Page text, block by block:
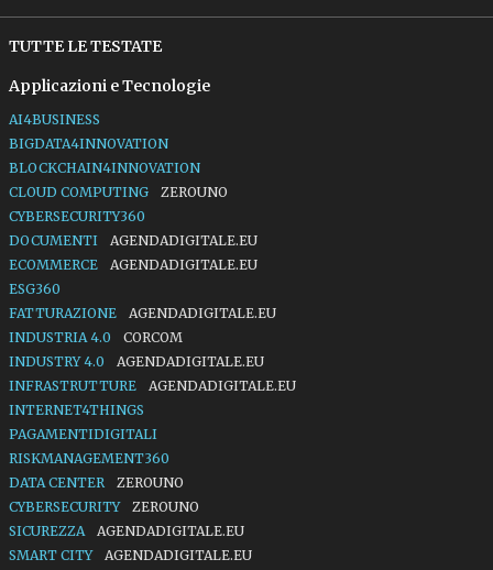
TUTTE LE TESTATE
Applicazioni e Tecnologie
AI4BUSINESS
BIGDATA4INNOVATION
BLOCKCHAIN4INNOVATION
CLOUD COMPUTING
ZEROUNO
CYBERSECURITY360
DOCUMENTI
AGENDADIGITALE.EU
ECOMMERCE
AGENDADIGITALE.EU
ESG360
FATTURAZIONE
AGENDADIGITALE.EU
INDUSTRIA 4.0
CORCOM
INDUSTRY 4.0
AGENDADIGITALE.EU
INFRASTRUTTURE
AGENDADIGITALE.EU
INTERNET4THINGS
PAGAMENTIDIGITALI
RISKMANAGEMENT360
DATA CENTER
ZEROUNO
CYBERSECURITY
ZEROUNO
SICUREZZA
AGENDADIGITALE.EU
SMART CITY
AGENDADIGITALE.EU